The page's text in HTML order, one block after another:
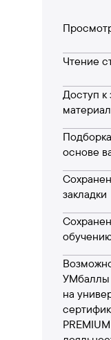
Чтение
Доступ к
основе
закладки
УМбаллы
на